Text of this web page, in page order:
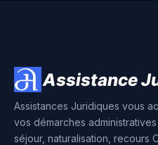
Assistances Juridiques vous
vos démarches
séjour, naturalisation, recours